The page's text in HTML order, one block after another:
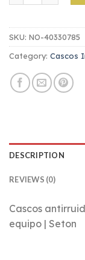
SKU: NO-40330785
Category: Cascos
DESCRIPTION
REVIEWS (0)
Cascos
equipo | Seton